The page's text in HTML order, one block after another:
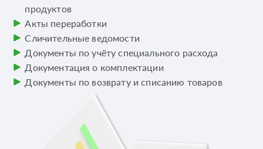
продуктов
Акты переработки
Сличительные ведомости
Документы по учёту специального расхода
Документация о комплектации
Документы по возврату и списанию товаров